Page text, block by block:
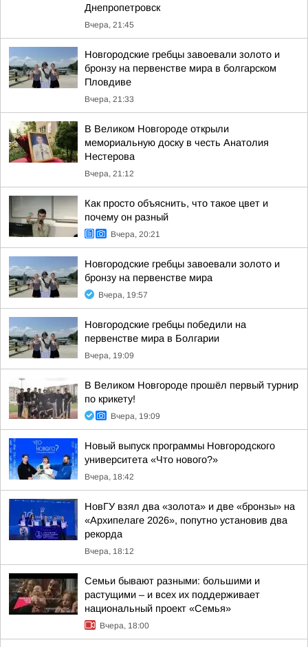
Днепропетровск
Вчера, 21:45
Новгородские гребцы завоевали золото и
бронзу на первенстве мира в болгарском
Пловдиве
Вчера, 21:33
В Великом Новгороде открыли
мемориальную доску в честь Анатолия
Нестерова
Вчера, 21:12
Как просто объяснить, что такое цвет и
почему он разный
Вчера, 20:21
Новгородские гребцы завоевали золото и
бронзу на первенстве мира
Вчера, 19:57
Новгородские гребцы победили на
первенстве мира в Болгарии
Вчера, 19:09
В Великом Новгороде прошёл первый турнир
по крикету!
Вчера, 19:09
Новый выпуск программы Новгородского
университета «Что нового?»
Вчера, 18:42
НовГУ взял два «золота» и две «бронзы» на
«Архипелаге 2026», попутно установив два
рекорда
Вчера, 18:12
Семьи бывают разными: большими и
растущими – и всех их поддерживает
национальный проект «Семья»
Вчера, 18:00